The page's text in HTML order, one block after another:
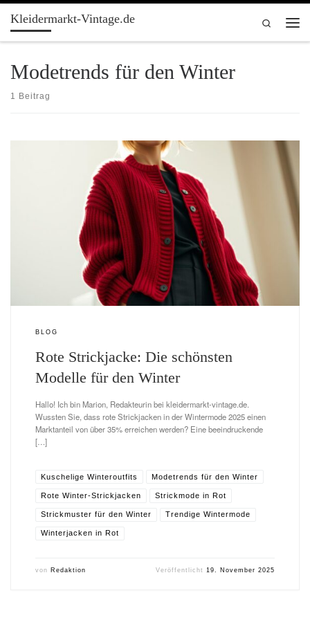
Zum Inhalt springen
Kleidermarkt-Vintage.de
Search
Modetrends für den Winter
1 Beitrag
BLOG
Rote Strickjacke: Die schönsten
Modelle für den Winter
Hallo! Ich bin Marion, Redakteurin bei kleidermarkt-vintage.de.
Wussten Sie, dass rote Strickjacken in der Wintermode 2025 einen
Marktanteil von über 35% erreichen werden? Eine beeindruckende
[…]
Kuschelige Winteroutfits Modetrends für den Winter
Rote Winter-Strickjacken Strickmode in Rot
Strickmuster für den Winter Trendige Wintermode
Winterjacken in Rot
von Redaktion Veröffentlicht19. November 2025